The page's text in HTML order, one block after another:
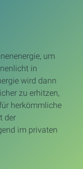
um
in
wird dann
zu erhitzen,
herkömmliche
der
im privaten